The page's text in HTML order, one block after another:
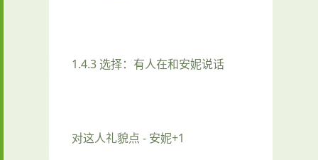
1.4.3 选择：有人在和安妮说话
对这人礼貌点 - 安妮+1